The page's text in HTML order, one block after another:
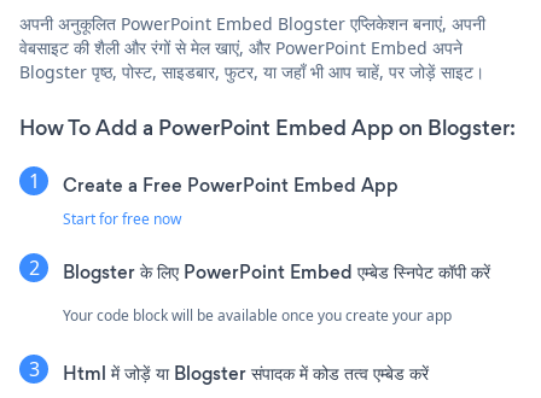
अपनी अनुकूलित PowerPoint Embed Blogster एप्लिकेशन बनाएं, अपनी
वेबसाइट की शैली और रंगों से मेल खाएं, और PowerPoint Embed अपने
Blogster पृष्ठ, पोस्ट, साइडबार, फुटर, या जहाँ भी आप चाहें, पर जोड़ें साइट।
How To Add a PowerPoint Embed App on Blogster:
Create a Free PowerPoint Embed App
Start for free now
Blogster के लिए PowerPoint Embed एम्बेड स्निपेट कॉपी करें
Your code block will be available once you create your app
Html में जोड़ें या Blogster संपादक में कोड तत्व एम्बेड करें